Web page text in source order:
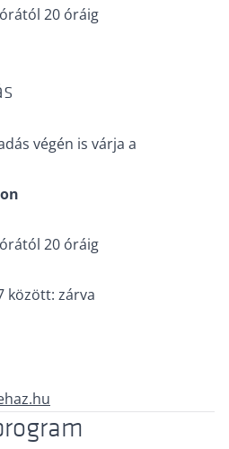
20 óráig
végén is várja a
20 óráig
között: zárva